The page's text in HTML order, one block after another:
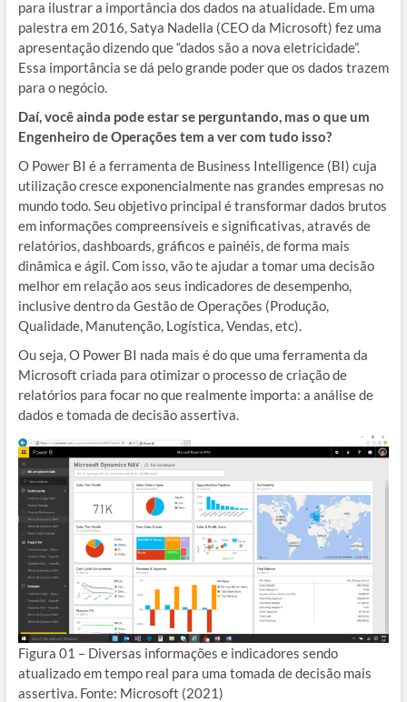
para ilustrar a importância dos dados na atualidade. Em uma
palestra em 2016, Satya Nadella (CEO da Microsoft) fez uma
apresentação dizendo que “dados são a nova eletricidade”.
Essa importância se dá pelo grande poder que os dados trazem
para o negócio.
Daí, você ainda pode estar se perguntando, mas o que um
Engenheiro de Operações tem a ver com tudo isso?
O Power BI é a ferramenta de Business Intelligence (BI) cuja
utilização cresce exponencialmente nas grandes empresas no
mundo todo. Seu objetivo principal é transformar dados brutos
em informações compreensíveis e significativas, através de
relatórios, dashboards, gráficos e painéis, de forma mais
dinâmica e ágil. Com isso, vão te ajudar a tomar uma decisão
melhor em relação aos seus indicadores de desempenho,
inclusive dentro da Gestão de Operações (Produção,
Qualidade, Manutenção, Logística, Vendas, etc).
Ou seja, O Power BI nada mais é do que uma ferramenta da
Microsoft criada para otimizar o processo de criação de
relatórios para focar no que realmente importa: a análise de
dados e tomada de decisão assertiva.
Figura 01 – Diversas informações e indicadores sendo
atualizado em tempo real para uma tomada de decisão mais
assertiva. Fonte: Microsoft (2021)